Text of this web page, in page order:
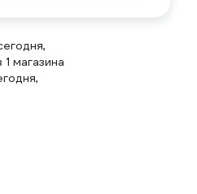
1 магазина